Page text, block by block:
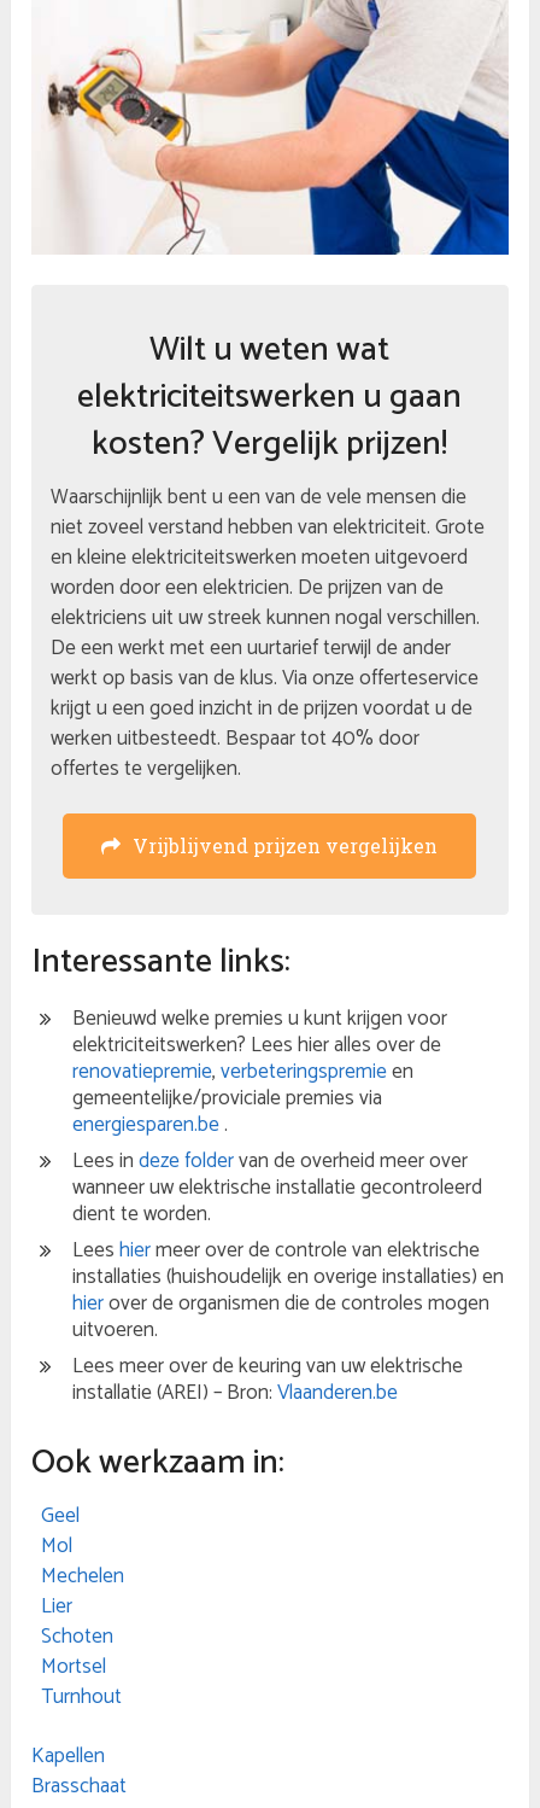
Wilt u weten wat
elektriciteitswerken u gaan
kosten? Vergelijk prijzen!
Waarschijnlijk bent u een van de vele mensen die
niet zoveel verstand hebben van elektriciteit. Grote
en kleine elektriciteitswerken moeten uitgevoerd
worden door een elektricien. De prijzen van de
elektriciens uit uw streek kunnen nogal verschillen.
De een werkt met een uurtarief terwijl de ander
werkt op basis van de klus. Via onze offerteservice
krijgt u een goed inzicht in de prijzen voordat u de
werken uitbesteedt. Bespaar tot 40% door
offertes te vergelijken.
Vrijblijvend prijzen vergelijken
Interessante links:
Benieuwd welke premies u kunt krijgen voor
elektriciteitswerken? Lees hier alles over de
renovatiepremie,verbeteringspremieen
gemeentelijke/proviciale premies via
energiesparen.be.
Lees indeze foldervan de overheid meer over
wanneer uw elektrische installatie gecontroleerd
dient te worden.
Leeshiermeer over de controle van elektrische
installaties (huishoudelijk en overige installaties) en
hierover de organismen die de controles mogen
uitvoeren.
Lees meer over de keuring van uw elektrische
installatie (AREI) – Bron:Vlaanderen.be
Ook werkzaam in:
Geel
Mol
Mechelen
Lier
Schoten
Mortsel
Turnhout
Kapellen
Brasschaat